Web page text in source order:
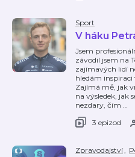
Sport
V háku
Jsem
závodil jsem na
zajímavých lidí
hledám
Zajímá mě, jak
na výsledek, jak
nezdary, čím …
3 epizod
Zpravodajství,